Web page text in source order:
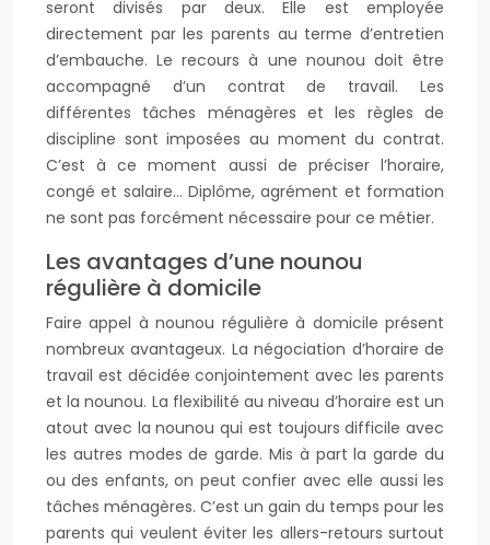
seront divisés par deux. Elle est employée
directement par les parents au terme d’entretien
d’embauche. Le recours à une nounou doit être
accompagné d’un contrat de travail. Les
différentes tâches ménagères et les règles de
discipline sont imposées au moment du contrat.
C’est à ce moment aussi de préciser l’horaire,
congé et salaire… Diplôme, agrément et formation
ne sont pas forcément nécessaire pour ce métier.
Les avantages d’une nounou
régulière à domicile
Faire appel à nounou régulière à domicile présent
nombreux avantageux. La négociation d’horaire de
travail est décidée conjointement avec les parents
et la nounou. La flexibilité au niveau d’horaire est un
atout avec la nounou qui est toujours difficile avec
les autres modes de garde. Mis à part la garde du
ou des enfants, on peut confier avec elle aussi les
tâches ménagères. C’est un gain du temps pour les
parents qui veulent éviter les allers-retours surtout